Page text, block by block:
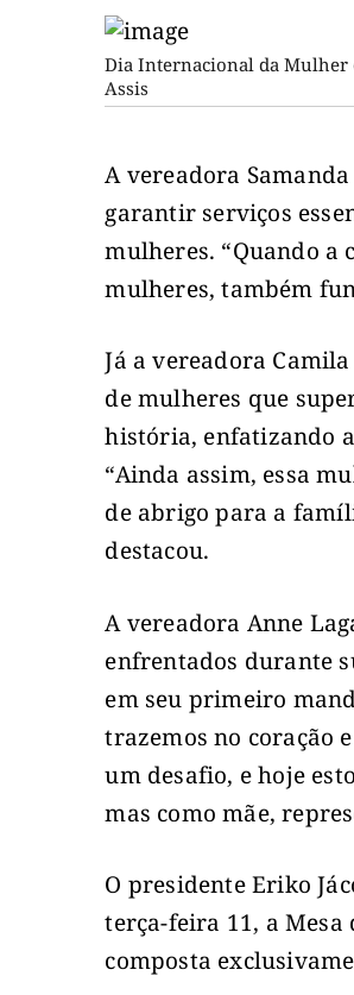
Dia Internacional da Mulher
Assis
A vereadora
garantir serviços
mulheres. “Quando a
mulheres, também
Já a vereadora
de mulheres que
história, enfatizando
“Ainda assim, essa
de abrigo para a
destacou.
A vereadora Anne
enfrentados durante
em seu primeiro
trazemos no coração
um desafio, e hoje
mas como mãe,
O presidente Eriko
terça-feira 11, a
composta